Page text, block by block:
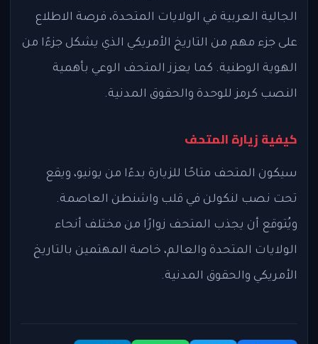
الجالية العربية في الولايات المتحدة، فرصة الاطلاع
على جزء مهم من التاريخ الأمريكي الذي يشكل جزءًا من
الهوية الوطنية. كما يعزز المتحف الوعي بأهمية
النصب كرمز للوحدة والحقوق المدنية.
كيفية زيارة المتحف
سيكون المتحف متاحًا للزيارة بدءًا من يونيو، ويقع
تحت نصب لنكولن في قلب واشنطن العاصمة.
ويُتوقع أن يجذب المتحف زوارًا من مختلف أنحاء
الولايات المتحدة والعالم، خاصة المهتمين بالتاريخ
الأمريكي والحقوق المدنية.